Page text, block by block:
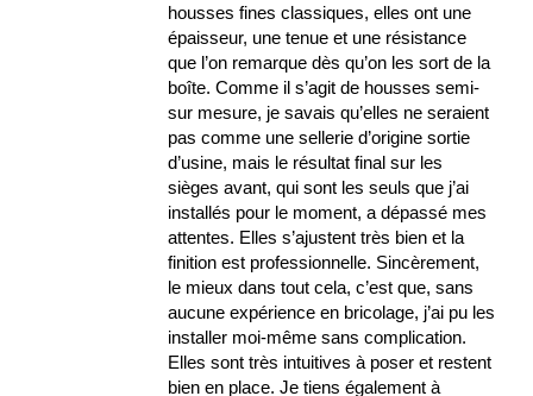
housses fines classiques, elles ont une
épaisseur, une tenue et une résistance
que l’on remarque dès qu’on les sort de la
boîte. Comme il s’agit de housses semi-
sur mesure, je savais qu’elles ne seraient
pas comme une sellerie d’origine sortie
d’usine, mais le résultat final sur les
sièges avant, qui sont les seuls que j’ai
installés pour le moment, a dépassé mes
attentes. Elles s’ajustent très bien et la
finition est professionnelle. Sincèrement,
le mieux dans tout cela, c’est que, sans
aucune expérience en bricolage, j’ai pu les
installer moi-même sans complication.
Elles sont très intuitives à poser et restent
bien en place. Je tiens également à